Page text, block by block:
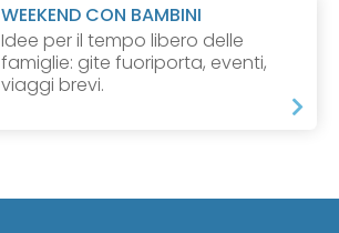
WEEKEND CON BAMBINI
Idee per il tempo libero delle
famiglie: gite fuoriporta, eventi,
viaggi brevi.